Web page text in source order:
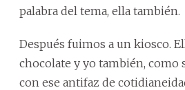
palabra del tema, ella también.
Después fuimos a un kiosco.
chocolate y yo también, como
con ese antifaz de